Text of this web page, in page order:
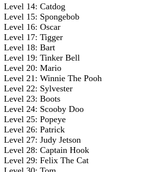
Level 14: Catdog
Level 15: Spongebob
Level 16: Oscar
Level 17: Tigger
Level 18: Bart
Level 19: Tinker Bell
Level 20: Mario
Level 21: Winnie The Pooh
Level 22: Sylvester
Level 23: Boots
Level 24: Scooby Doo
Level 25: Popeye
Level 26: Patrick
Level 27: Judy Jetson
Level 28: Captain Hook
Level 29: Felix The Cat